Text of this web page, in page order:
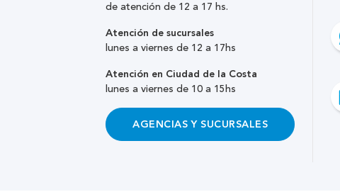
de atención de 12 a 17 hs.
Atención de sucursales
lunes a viernes de 12 a 17hs
Atención en Ciudad de la Costa
lunes a viernes de 10 a 15hs
AGENCIAS Y SUCURSALES